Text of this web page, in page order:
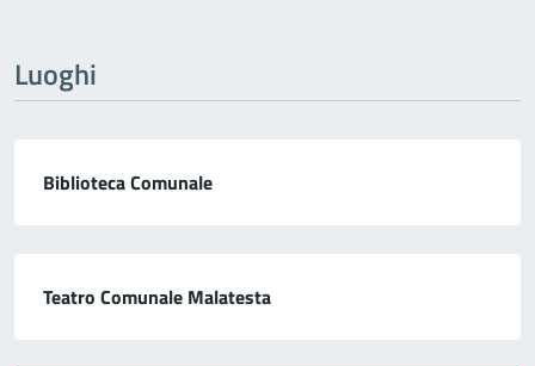
Luoghi
Biblioteca Comunale
Teatro Comunale Malatesta